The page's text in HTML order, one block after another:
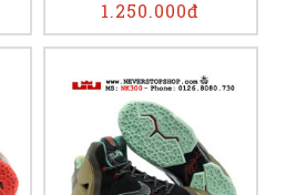
1.250.000đ